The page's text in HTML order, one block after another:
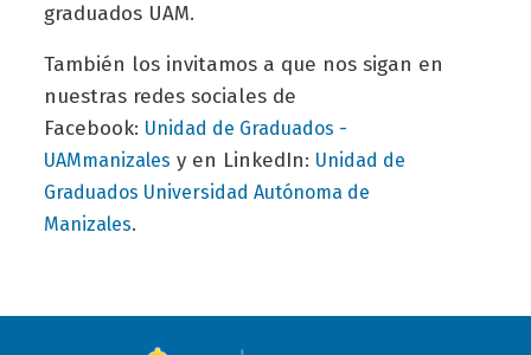
graduados UAM.
También los invitamos a que nos sigan en
nuestras redes sociales de
Facebook: Unidad de Graduados -
UAMmanizales y en LinkedIn: Unidad de
Graduados Universidad Autónoma de
Manizales.